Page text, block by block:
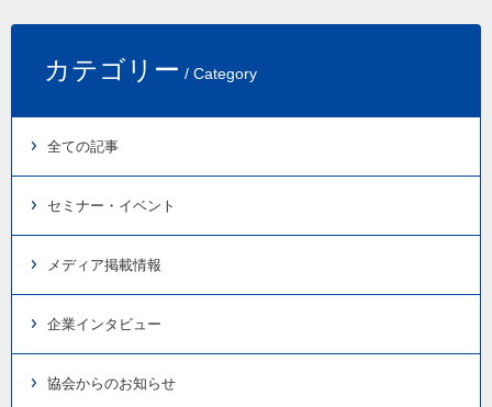
カテゴリー / Category
全ての記事
セミナー・イベント
メディア掲載情報
企業インタビュー
協会からのお知らせ